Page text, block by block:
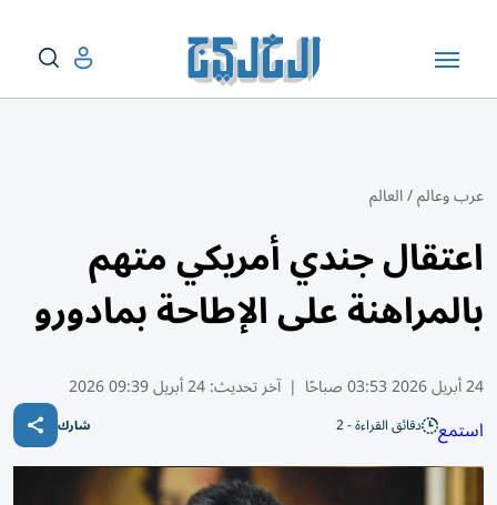
عرب وعالم/العالم
اعتقال جندي أمريكي متهم
بالمراهنة على الإطاحة بمادورو
24 أبريل 2026 03:53 صباحًا | آخر تحديث:24 أبريل 09:39 2026
استمع دقائق القراءة - 2 شارك